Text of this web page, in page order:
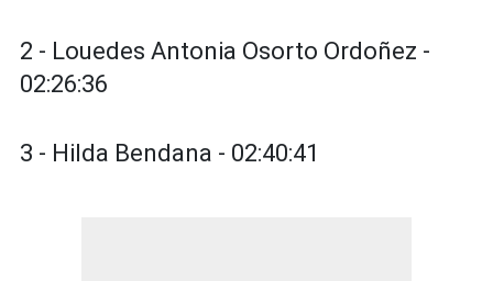
2 - Louedes Antonia Osorto Ordoñez -
02:26:36
3 - Hilda Bendana - 02:40:41